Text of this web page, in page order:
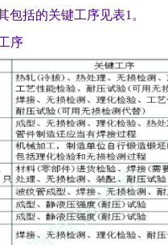
包括的关键工序见表1 。
序